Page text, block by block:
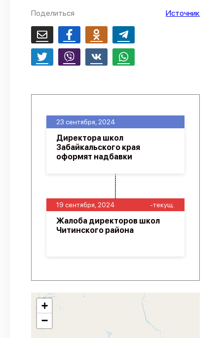
Поделиться Источник
19 сентября, 2024 -текущ.
Жалоба директоров школ
Читинского района
23 сентября, 2024
Директора школ
Забайкальского края
оформят надбавки
+
−